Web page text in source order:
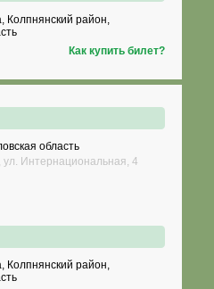
Колпнянский район,
Как купить билет?
область
ул. Интернациональная, 4
Колпнянский район,